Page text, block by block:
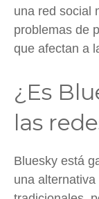
una red social
problemas de
que afectan a
¿Es
las
Bluesky está
una